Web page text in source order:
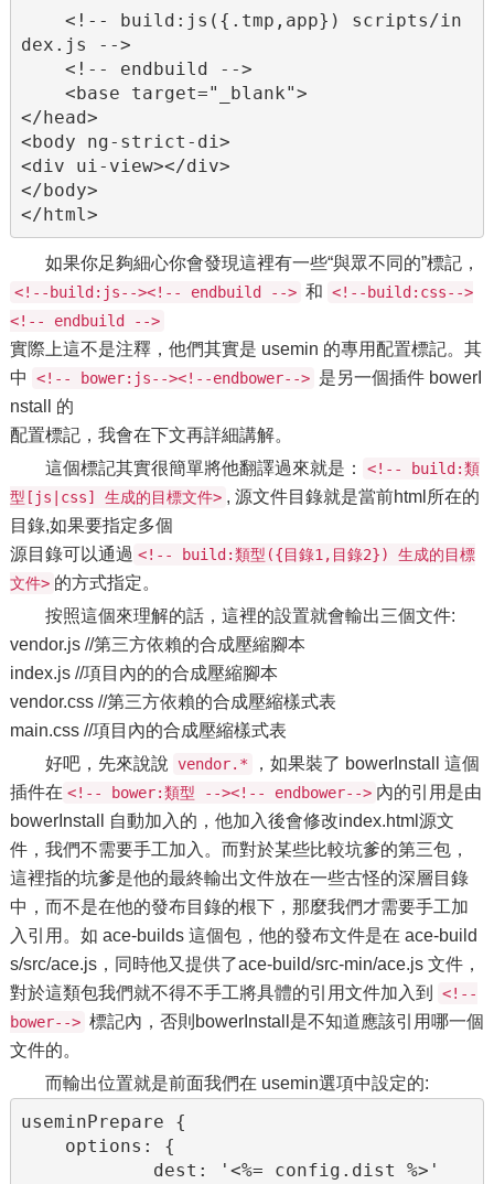
    <!-- build:js({.tmp,app}) scripts/in
dex.js -->
    <!-- endbuild -->
    <base target="_blank">
</head>
<body ng-strict-di>
<div ui-view></div>
</body>
如果你足夠細心你會發現這裡有一些“與眾不同的”標記，
<!--build:js--><!-- endbuild --> 和 <!--build:css-->
<!-- endbuild -->
實際上這不是注釋，他們其實是 usemin 的專用配置標記。其
中
<!-- bower:js--><!--endbower--> 是另一個插件 bowerI
nstall 的
配置標記，我會在下文再詳細講解。
這個標記其實很簡單將他翻譯過來就是：
<!-- build:類
型[js|css] 生成的目標文件> , 源文件目錄就是當前html所在的
目錄,如果要指定多個
源目錄可以通過 <!-- build:類型({目錄1,目錄2}) 生成的目標
文件> 的方式指定。
按照這個來理解的話，這裡的設置就會輸出三個文件:
vendor.js //第三方依賴的合成壓縮腳本
index.js //項目內的的合成壓縮腳本
vendor.css //第三方依賴的合成壓縮樣式表
main.css //項目內的合成壓縮樣式表
好吧，先來說說 vendor.*
，如果裝了 bowerInstall 這個
插件在 <!-- bower:類型 --><!-- endbower--> 內的引用是由
bowerInstall 自動加入的，他加入後會修改index.html源文
件，我們不需要手工加入。而對於某些比較坑爹的第三包，
這裡指的坑爹是他的最終輸出文件放在一些古怪的深層目錄
中，而不是在他的發布目錄的根下，那麼我們才需要手工加
入引用。如 ace-builds 這個包，他的發布文件是在 ace-build
s/src/ace.js，同時他又提供了ace-build/src-min/ace.js 文件，
對於這類包我們就不得不手工將具體的引用文件加入到
<!--
bower--> 標記內，否則bowerInstall是不知道應該引用哪一個
文件的。
而輸出位置就是前面我們在 usemin選項中設定的:
useminPrepare {